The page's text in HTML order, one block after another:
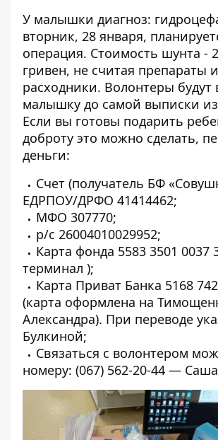
У малышки диагноз:
вторник, 28 января,
операция. Стоимость шунта -
гривен, не считая препараты и
расходники. Волонтеры будут
малышку до самой выписки
Если вы готовы подарить
доброту это можно сделать,
деньги:
Cчет (получатель БФ
ЕДРПОУ/ДРФО 41414462;
МФО 307770;
р/с 26004010029952;
Карта фонда 5583 3501 0037
терминал );
Карта Приват Банка 5168
(карта оформлена на
Александра). При переводе
Булкиной;
Связаться с волонтером
номеру: (067) 562-20-44 —